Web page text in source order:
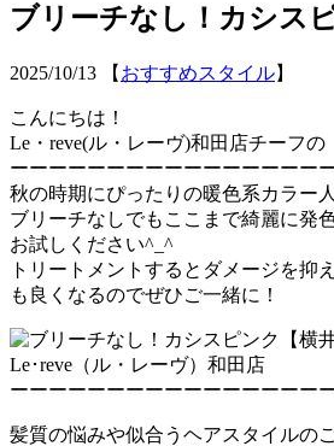
ブリーチなし！カシス
2025/10/13 【 おすすめスタイル】
こんにちは！
Le・reve(ル・レーヴ)和田店チーフの
ーーーーーーーーーーーーーーーー
秋の時期にぴったりの暖色系カラー
ブリーチなしでもここまで綺麗に発
お試しください^_^
トリートメントするとダメージを抑
も良くなるのでぜひご一緒に！
ーーーーーーーーーーーーーーーー
髪質の悩みや似合うヘアスタイルの